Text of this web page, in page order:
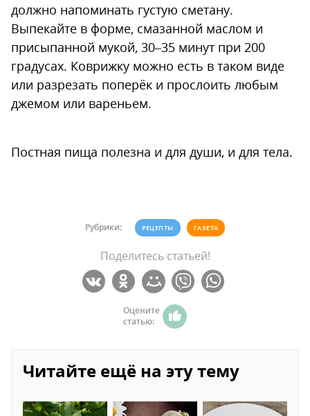
должно напоминать густую сметану.
Выпекайте в форме, смазанной маслом и
присыпанной мукой, 30–35 минут при 200
градусах. Коврижку можно есть в таком виде
или разрезать поперёк и прослоить любым
джемом или вареньем.
Постная пища полезна и для души, и для тела.
Рубрики: РЕЦЕПТЫ ГАЗЕТА
Поделитесь статьей!
Оцените
статью:
Читайте ещё на эту тему